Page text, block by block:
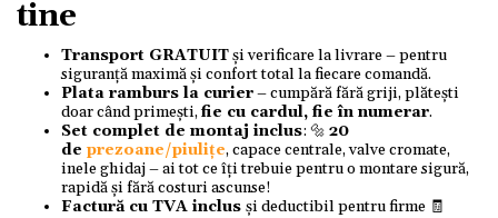
tine
Transport GRATUITși verificare la livrare – pentru
siguranță maximă și confort total la fiecare comandă.
Plata ramburs la curier– cumpără fără griji, plătești
doar când primești,fie cu cardul, fie în numerar.
Set complet de montaj inclus: 🔩 20
de prezoane/piulițe, capace centrale, valve cromate,
inele ghidaj – ai tot ce îți trebuie pentru o montare sigură,
rapidă și fără costuri ascunse!
Factură cu TVA inclus și deductibil pentru firme 🧾